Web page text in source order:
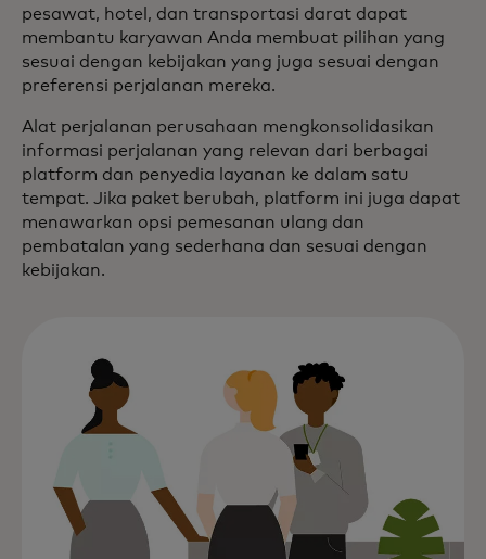
pesawat, hotel, dan transportasi darat dapat
membantu karyawan Anda membuat pilihan yang
sesuai dengan kebijakan yang juga sesuai dengan
preferensi perjalanan mereka.
Alat perjalanan perusahaan mengkonsolidasikan
informasi perjalanan yang relevan dari berbagai
platform dan penyedia layanan ke dalam satu
tempat. Jika paket berubah, platform ini juga dapat
menawarkan opsi pemesanan ulang dan
pembatalan yang sederhana dan sesuai dengan
kebijakan.